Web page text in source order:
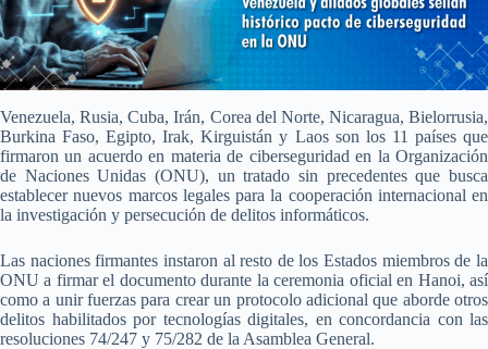
Venezuela, Rusia, Cuba, Irán, Corea del Norte, Nicaragua, Bielorrusia,
Burkina Faso, Egipto, Irak, Kirguistán y Laos son los 11 países que
firmaron un acuerdo en materia de ciberseguridad en la Organización
de Naciones Unidas (ONU), un tratado sin precedentes que busca
establecer nuevos marcos legales para la cooperación internacional en
la investigación y persecución de delitos informáticos.
Las naciones firmantes instaron al resto de los Estados miembros de la
ONU a firmar el documento durante la ceremonia oficial en Hanoi, así
como a unir fuerzas para crear un protocolo adicional que aborde otros
delitos habilitados por tecnologías digitales, en concordancia con las
resoluciones 74/247 y 75/282 de la Asamblea General.